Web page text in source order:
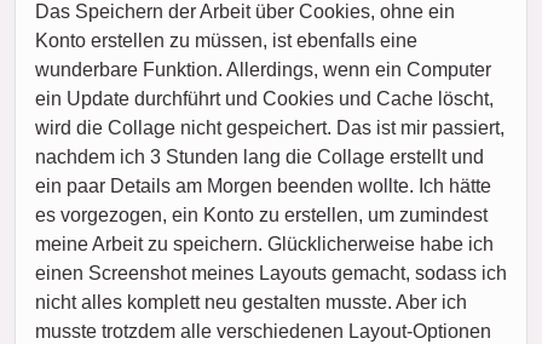
Das Speichern der Arbeit über Cookies, ohne ein
Konto erstellen zu müssen, ist ebenfalls eine
wunderbare Funktion. Allerdings, wenn ein Computer
ein Update durchführt und Cookies und Cache löscht,
wird die Collage nicht gespeichert. Das ist mir passiert,
nachdem ich 3 Stunden lang die Collage erstellt und
ein paar Details am Morgen beenden wollte. Ich hätte
es vorgezogen, ein Konto zu erstellen, um zumindest
meine Arbeit zu speichern. Glücklicherweise habe ich
einen Screenshot meines Layouts gemacht, sodass ich
nicht alles komplett neu gestalten musste. Aber ich
musste trotzdem alle verschiedenen Layout-Optionen